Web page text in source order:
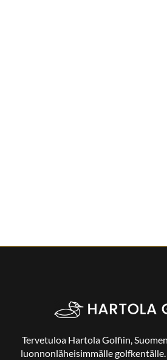
Tervetuloa Hartola Golfiin,
luonnonläheisimmälle